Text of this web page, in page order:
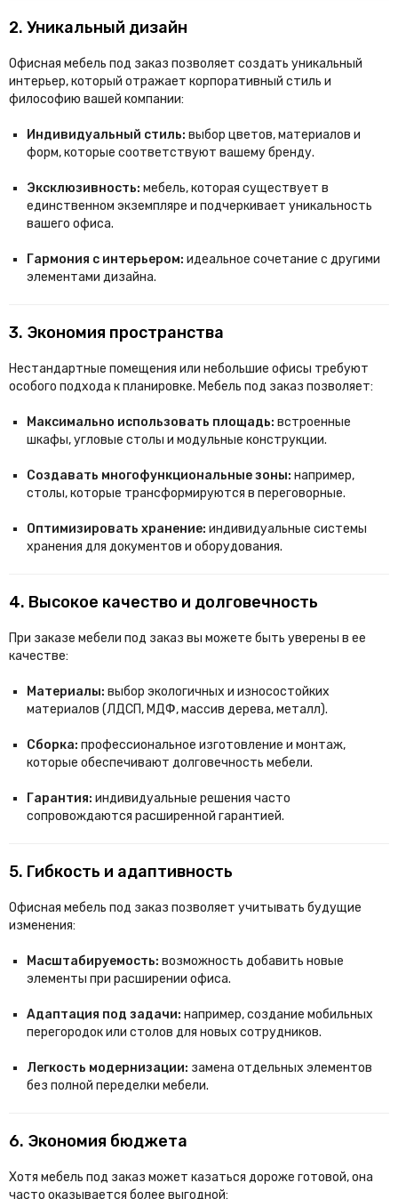
2. Уникальный дизайн
Офисная мебель под заказ позволяет создать уникальный
интерьер, который отражает корпоративный стиль и
философию вашей компании:
Индивидуальный стиль: выбор цветов, материалов и
форм, которые соответствуют вашему бренду.
Эксклюзивность: мебель, которая существует в
единственном экземпляре и подчеркивает уникальность
вашего офиса.
Гармония с интерьером: идеальное сочетание с другими
элементами дизайна.
3. Экономия пространства
Нестандартные помещения или небольшие офисы требуют
особого подхода к планировке. Мебель под заказ позволяет:
Максимально использовать площадь: встроенные
шкафы, угловые столы и модульные конструкции.
Создавать многофункциональные зоны: например,
столы, которые трансформируются в переговорные.
Оптимизировать хранение: индивидуальные системы
хранения для документов и оборудования.
4. Высокое качество и долговечность
При заказе мебели под заказ вы можете быть уверены в ее
качестве:
Материалы: выбор экологичных и износостойких
материалов (ЛДСП, МДФ, массив дерева, металл).
Сборка: профессиональное изготовление и монтаж,
которые обеспечивают долговечность мебели.
Гарантия: индивидуальные решения часто
сопровождаются расширенной гарантией.
5. Гибкость и адаптивность
Офисная мебель под заказ позволяет учитывать будущие
изменения:
Масштабируемость: возможность добавить новые
элементы при расширении офиса.
Адаптация под задачи: например, создание мобильных
перегородок или столов для новых сотрудников.
Легкость модернизации: замена отдельных элементов
без полной переделки мебели.
6. Экономия бюджета
Хотя мебель под заказ может казаться дороже готовой, она
часто оказывается более выгодной: